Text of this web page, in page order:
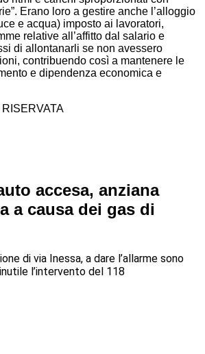
Erano loro a gestire anche l’alloggio
e acqua) imposto ai lavoratori,
relative all’affitto dal salario e
di allontanarli se non avessero
contribuendo così a mantenere le
e dipendenza economica e
accesa, anziana
a causa dei gas di
di via Inessa, a dare l’allarme sono
l’intervento del 118